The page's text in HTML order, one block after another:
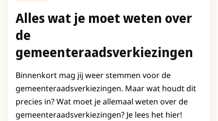
Alles wat je moet weten over
de
gemeenteraadsverkiezingen
Binnenkort mag jij weer stemmen voor de
gemeenteraadsverkiezingen. Maar wat houdt dit
precies in? Wat moet je allemaal weten over de
gemeenteraadsverkiezingen? Je lees het hier!